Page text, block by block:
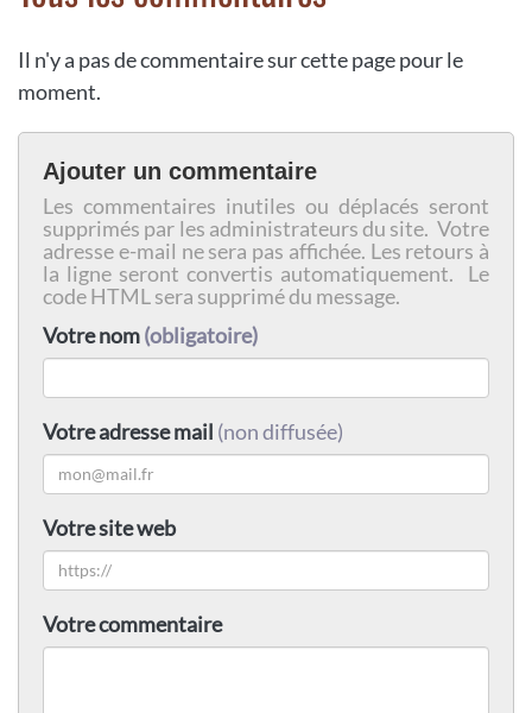
Il n'y a pas de commentaire sur cette page pour le
moment.
Ajouter un commentaire
Les commentaires inutiles ou déplacés seront
supprimés par les administrateurs du site. Votre
adresse e-mail ne sera pas affichée. Les retours à
la ligne seront convertis automatiquement. Le
code HTML sera supprimé du message.
Votre nom(obligatoire)
Votre adresse mail (non diffusée)
Votre site web
Votre commentaire